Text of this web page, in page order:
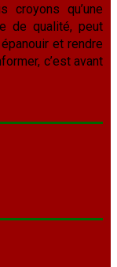
croyons qu’une
de qualité, peut
et rendre
c’est avant